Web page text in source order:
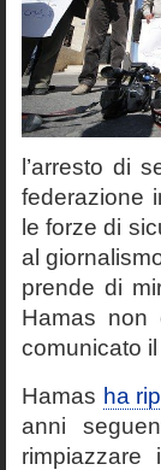
l’arresto di
federazione
le forze di
al
prende di
Hamas non
comunicato
Hamas ha
anni